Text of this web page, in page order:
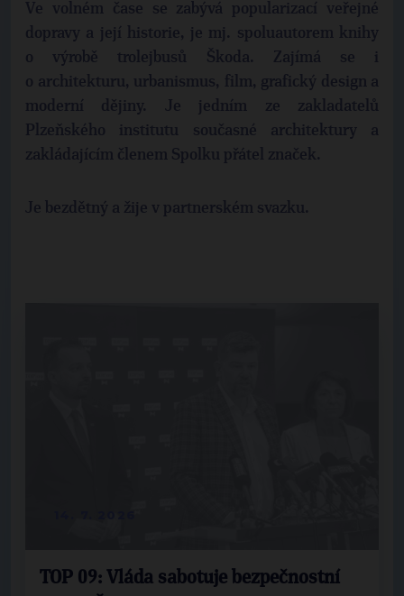
Ve volném čase se zabývá popularizací veřejné
dopravy a její historie, je mj. spoluautorem knihy
o výrobě trolejbusů Škoda. Zajímá se i
o architekturu, urbanismus, film, grafický design a
moderní dějiny. Je jedním ze zakladatelů
Plzeňského institutu současné architektury a
zakládajícím členem Spolku přátel značek.
Je bezdětný a žije v partnerském svazku.
TOP 09: Vláda sabotuje bezpečnostní